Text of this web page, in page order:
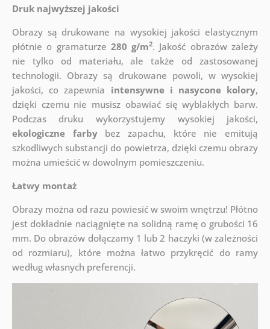
Druk najwyższej jakości
Obrazy są drukowane na wysokiej jakości elastycznym
płótnie o gramaturze 280 g/m2. Jakość obrazów zależy
nie tylko od materiału, ale także od zastosowanej
technologii. Obrazy są drukowane powoli, w wysokiej
jakości, co zapewnia intensywne i nasycone kolory,
dzięki czemu nie musisz obawiać się wyblakłych barw.
Podczas druku wykorzystujemy wysokiej jakości,
ekologiczne farbybez zapachu, które nie emitują
szkodliwych substancji do powietrza, dzięki czemu obrazy
można umieścić w dowolnym pomieszczeniu.
Łatwy montaż
Obrazy można od razu powiesić w swoim wnętrzu! Płótno
jest dokładnie naciągnięte na solidną ramę o grubości 16
mm. Do obrazów dołączamy 1 lub 2 haczyki (w zależności
od rozmiaru), które można łatwo przykręcić do ramy
według własnych preferencji.